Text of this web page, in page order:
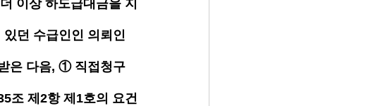
이상 하도급대금을 지
던 수급인인 의뢰인
은 다음, ① 직접청구
조 제2항 제1호의 요건